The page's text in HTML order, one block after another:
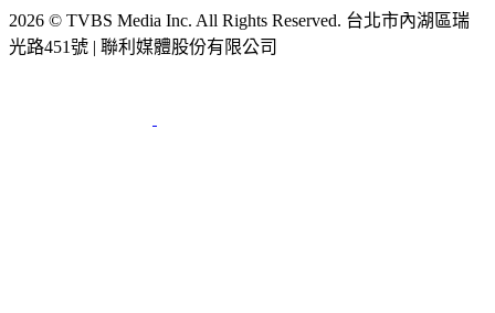
2026 © TVBS Media Inc. All Rights Reserved. 台北市內湖區瑞
光路451號 | 聯利媒體股份有限公司